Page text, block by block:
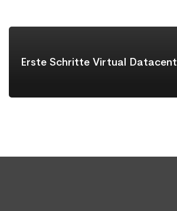
Erste Schritte Virtual